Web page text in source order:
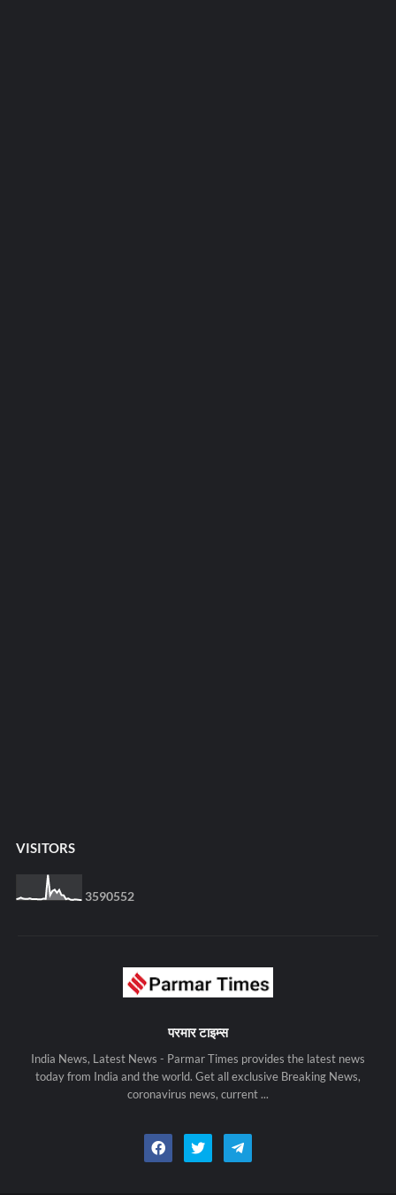
VISITORS
3590552
परमार टाइम्स
India News, Latest News - Parmar Times provides the latest news
today from India and the world. Get all exclusive Breaking News,
coronavirus news, current ...